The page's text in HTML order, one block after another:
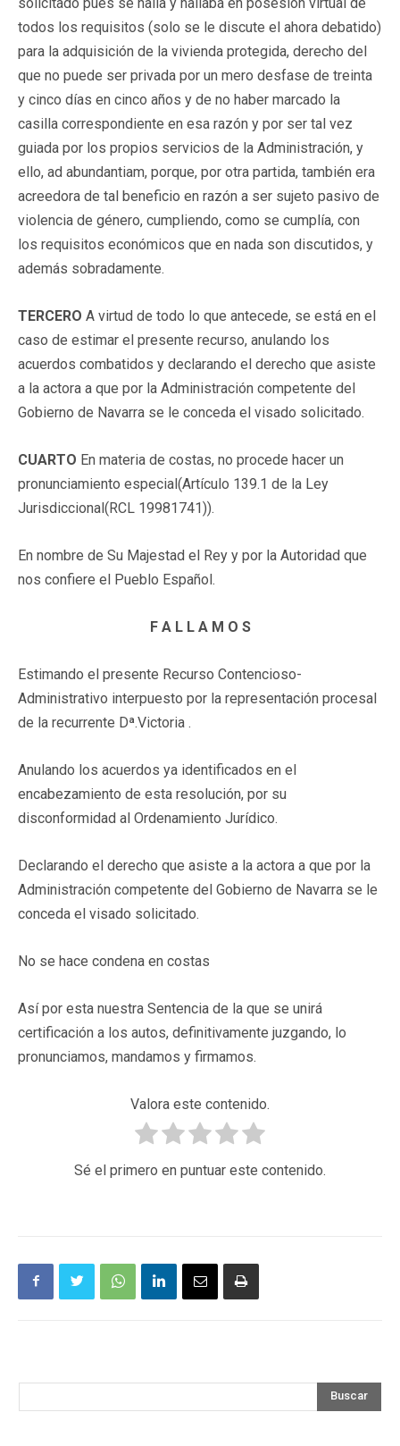
todos los requisitos (solo se le discute el ahora debatido)
para la adquisición de la vivienda protegida, derecho del
que no puede ser privada por un mero desfase de treinta
y cinco días en cinco años y de no haber marcado la
casilla correspondiente en esa razón y por ser tal vez
guiada por los propios servicios de la Administración, y
ello, ad abundantiam, porque, por otra partida, también era
acreedora de tal beneficio en razón a ser sujeto pasivo de
violencia de género, cumpliendo, como se cumplía, con
los requisitos económicos que en nada son discutidos, y
además sobradamente.
TERCERO A virtud de todo lo que antecede, se está en el
caso de estimar el presente recurso, anulando los
acuerdos combatidos y declarando el derecho que asiste
a la actora a que por la Administración competente del
Gobierno de Navarra se le conceda el visado solicitado.
CUARTO En materia de costas, no procede hacer un
pronunciamiento especial(Artículo 139.1 de la Ley
Jurisdiccional(RCL 19981741)).
En nombre de Su Majestad el Rey y por la Autoridad que
nos confiere el Pueblo Español.
F A L L A M O S
Estimando el presente Recurso Contencioso-
Administrativo interpuesto por la representación procesal
de la recurrente Dª.Victoria .
Anulando los acuerdos ya identificados en el
encabezamiento de esta resolución, por su
disconformidad al Ordenamiento Jurídico.
Declarando el derecho que asiste a la actora a que por la
Administración competente del Gobierno de Navarra se le
conceda el visado solicitado.
No se hace condena en costas
Así por esta nuestra Sentencia de la que se unirá
certificación a los autos, definitivamente juzgando, lo
pronunciamos, mandamos y firmamos.
Valora este contenido.
Sé el primero en puntuar este contenido.
Buscar